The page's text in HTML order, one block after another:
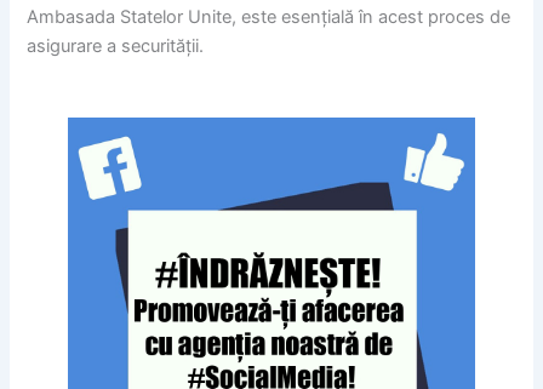
Ambasada Statelor Unite, este esențială în acest proces de
asigurare a securității.